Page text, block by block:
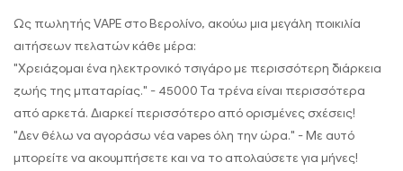
Ως πωλητής VAPE στο Βερολίνο, ακούω μια μεγάλη ποικιλία
αιτήσεων πελατών κάθε μέρα:
"Χρειάζομαι ένα ηλεκτρονικό τσιγάρο με περισσότερη διάρκεια
ζωής της μπαταρίας." - 45000 Τα τρένα είναι περισσότερα
από αρκετά. Διαρκεί περισσότερο από ορισμένες σχέσεις!
"Δεν θέλω να αγοράσω νέα vapes όλη την ώρα." - Με αυτό
μπορείτε να ακουμπήσετε και να το απολαύσετε για μήνες!